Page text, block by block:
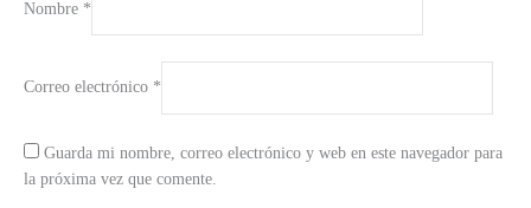
Nombre *
Correo electrónico *
Guarda mi nombre, correo electrónico y web en este navegador para
la próxima vez que comente.